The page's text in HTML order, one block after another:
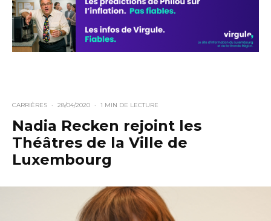
CARRIÈRES · 28/04/2020 · 1 MIN DE LECTURE
Nadia Recken rejoint les
Théâtres de la Ville de
Luxembourg